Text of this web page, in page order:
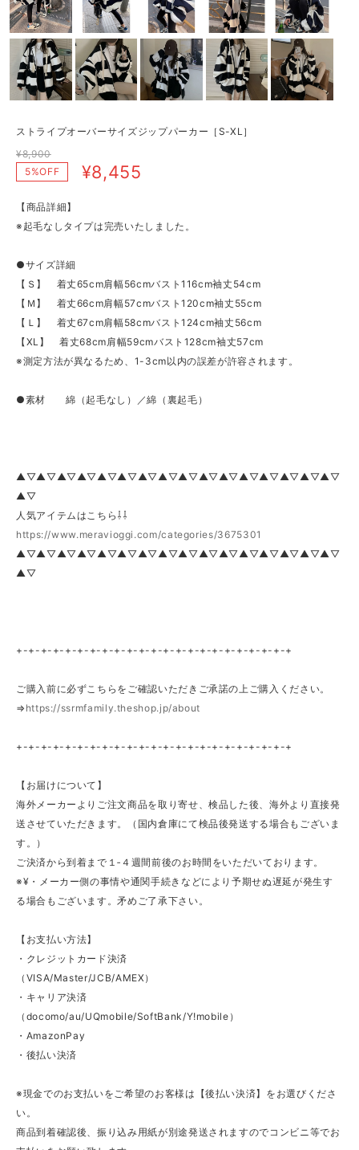
ストライプオーバーサイズジップパーカー［S-XL］
¥8,900
5%OFF
¥8,455
【商品詳細】
※起毛なしタイプは完売いたしました。
●サイズ詳細
【Ｓ】 着丈65cm肩幅56cmバスト116cm袖丈54cm
【Ｍ】 着丈66cm肩幅57cmバスト120cm袖丈55cm
【Ｌ】 着丈67cm肩幅58cmバスト124cm袖丈56cm
【XL】 着丈68cm肩幅59cmバスト128cm袖丈57cm
※測定方法が異なるため、1-3cm以内の誤差が許容されます。
●素材 綿（起毛なし）／綿（裏起毛）
▲▽▲▽▲▽▲▽▲▽▲▽▲▽▲▽▲▽▲▽▲▽▲▽▲▽▲▽▲▽▲▽
▲▽
人気アイテムはこちら⇩⇩
https://www.meravioggi.com/categories/3675301
▲▽▲▽▲▽▲▽▲▽▲▽▲▽▲▽▲▽▲▽▲▽▲▽▲▽▲▽▲▽▲▽
▲▽
+-+-+-+-+-+-+-+-+-+-+-+-+-+-+-+-+-+-+-+-+-+-+
ご購入前に必ずこちらをご確認いただきご承諾の上ご購入ください。
⇒ https://ssrmfamily.theshop.jp/about
+-+-+-+-+-+-+-+-+-+-+-+-+-+-+-+-+-+-+-+-+-+-+
【お届けについて】
海外メーカーよりご注文商品を取り寄せ、検品した後、海外より直接発
送させていただきます。（国内倉庫にて検品後発送する場合もございま
す。）
ご決済から到着まで１‐４週間前後のお時間をいただいております。
※¥・メーカー側の事情や通関手続きなどにより予期せぬ遅延が発生す
る場合もございます。矛めご了承下さい。
【お支払い方法】
・クレジットカード決済
（VISA/Master/JCB/AMEX）
・キャリア決済
（docomo/au/UQmobile/SoftBank/Y!mobile）
・AmazonPay
・後払い決済
※現金でのお支払いをご希望のお客様は【後払い決済】をお選びくださ
い。
商品到着確認後、振り込み用紙が別途発送されますのでコンビニ等でお